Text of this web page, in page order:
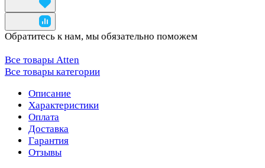
Обратитесь к нам, мы обязательно поможем
Все товары Atten
Все товары категории
Описание
Характеристики
Оплата
Доставка
Гарантия
Отзывы